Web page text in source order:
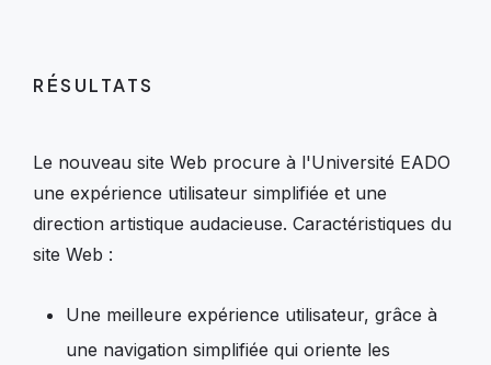
RÉSULTATS
Le nouveau site Web procure à l'Université EADO
une expérience utilisateur simplifiée et une
direction artistique audacieuse. Caractéristiques du
site Web :
Une meilleure expérience utilisateur, grâce à
une navigation simplifiée qui oriente les